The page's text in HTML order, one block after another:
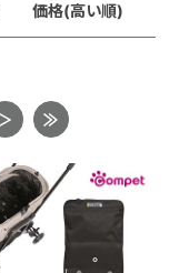
価格(高い順)